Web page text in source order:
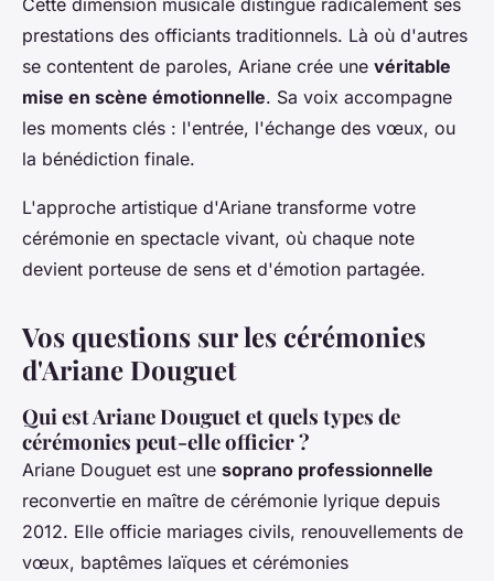
Cette dimension musicale distingue radicalement ses
prestations des officiants traditionnels. Là où d'autres
se contentent de paroles, Ariane crée une véritable
mise en scène émotionnelle. Sa voix accompagne
les moments clés : l'entrée, l'échange des vœux, ou
la bénédiction finale.
L'approche artistique d'Ariane transforme votre
cérémonie en spectacle vivant, où chaque note
devient porteuse de sens et d'émotion partagée.
Vos questions sur les cérémonies
d'Ariane Douguet
Qui est Ariane Douguet et quels types de
cérémonies peut-elle officier ?
Ariane Douguet est une soprano professionnelle
reconvertie en maître de cérémonie lyrique depuis
2012. Elle officie mariages civils, renouvellements de
vœux, baptêmes laïques et cérémonies